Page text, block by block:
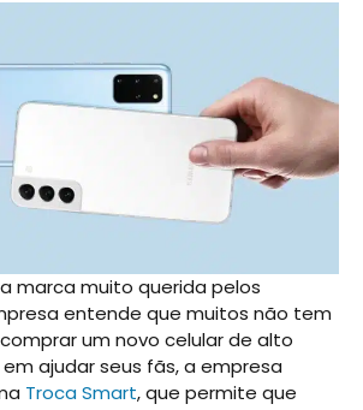
marca muito querida pelos
entende que muitos não tem
um novo celular de alto
ajudar seus fãs, a empresa
Troca Smart, que permite que